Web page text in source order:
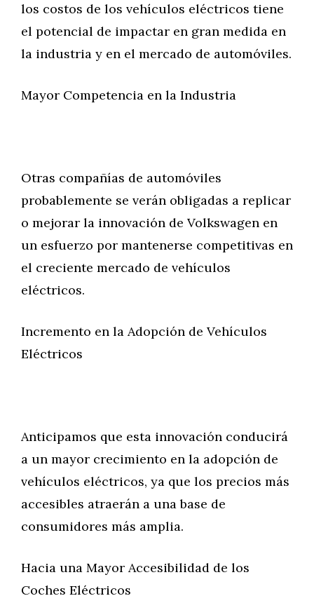
los costos de los vehículos eléctricos tiene
el potencial de impactar en gran medida en
la industria y en el mercado de automóviles.
Mayor Competencia en la Industria
Otras compañías de automóviles
probablemente se verán obligadas a replicar
o mejorar la innovación de Volkswagen en
un esfuerzo por mantenerse competitivas en
el creciente mercado de vehículos
eléctricos.
Incremento en la Adopción de Vehículos
Eléctricos
Anticipamos que esta innovación conducirá
a un mayor crecimiento en la adopción de
vehículos eléctricos, ya que los precios más
accesibles atraerán a una base de
consumidores más amplia.
Hacia una Mayor Accesibilidad de los
Coches Eléctricos